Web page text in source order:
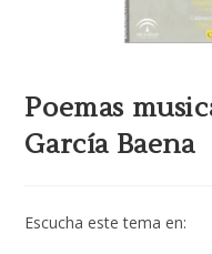
Poemas
García Baena
Escucha este tema en: